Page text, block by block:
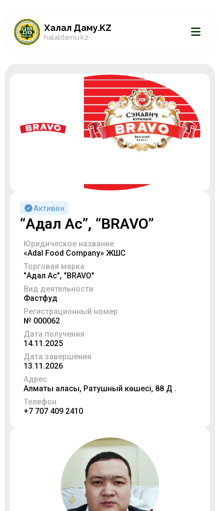
Халал Даму.KZ
halaldamu.kz
Активен
“Адал Ас”, “BRAVO”
Юридическое название
«Adal Food Company» ЖШС
Торговая марка
"Адал Ас", "BRAVO"
Вид деятельности
Фастфуд
Регистрационный номер
№ 000062
Дата получения
14.11.2025
Дата завершения
13.11.2026
Адрес
Алматы қаласы, Ратушный көшесі, 88 Д .
Телефон
+7 707 409 2410